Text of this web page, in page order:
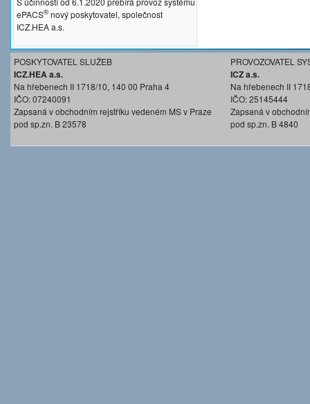
ePACS®nový poskytovatel, společnost
ICZ.HEA a.s.
POSKYTOVATEL SLUŽEB
ICZ.HEA a.s.
Na hřebenech II 1718/10, 140 00 Praha 4
IČO: 07240091
Zapsaná v obchodním rejstříku vedeném MS v Praze
pod sp.zn. B 23578
PROVOZOVATEL
ICZ a.s.
Na hřebenech II
IČO: 25145444
Zapsaná v
pod sp.zn. B 4840